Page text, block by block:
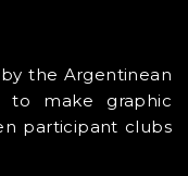
the Argentinean
to make graphic
participant clubs